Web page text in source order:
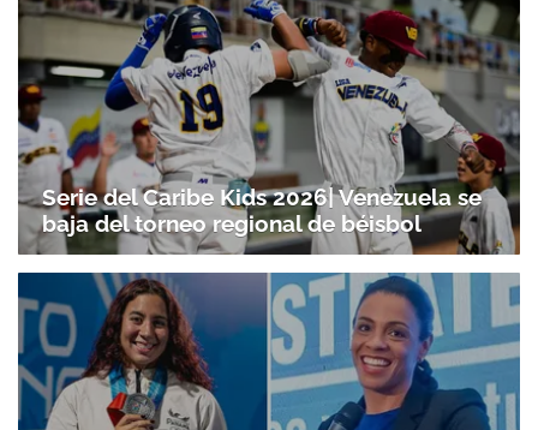
Serie del Caribe Kids 2026| Venezuela se
baja del torneo regional de béisbol